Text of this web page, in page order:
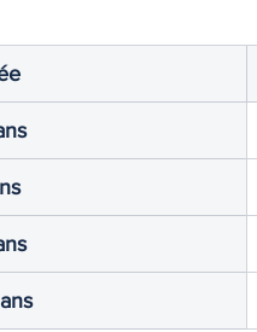
PRO
Règlementation prêt immo.